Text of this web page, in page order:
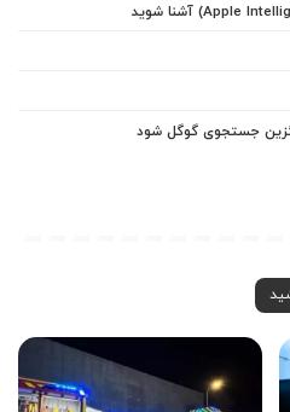
جستجوی گوگل شود